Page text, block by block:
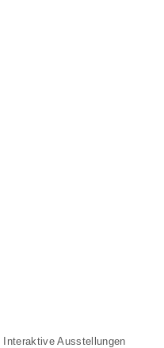
Interaktive Ausstellungen